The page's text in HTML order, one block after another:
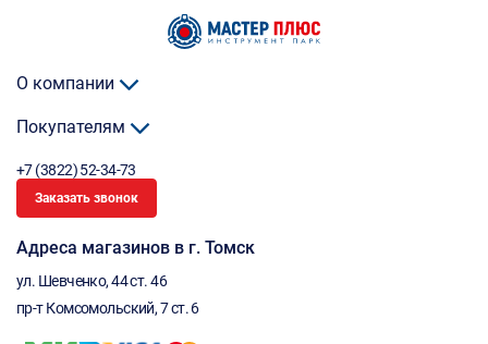
О компании
Покупателям
+7 (3822) 52-34-73
Заказать звонок
Адреса магазинов в г. Томск
ул. Шевченко, 44 ст. 46
пр-т Комсомольский, 7 ст. 6